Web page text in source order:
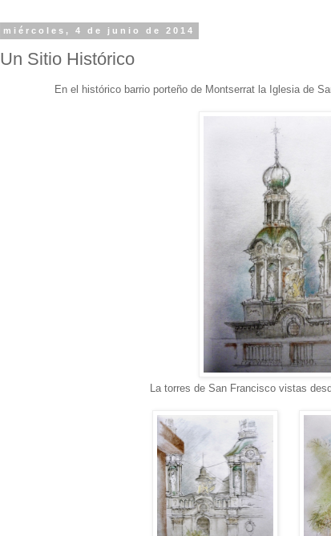
miércoles, 4 de junio de 2014
Un Sitio Histórico
En el histórico barrio porteño de Montserrat la Iglesia de
La torres de San Francisco vistas